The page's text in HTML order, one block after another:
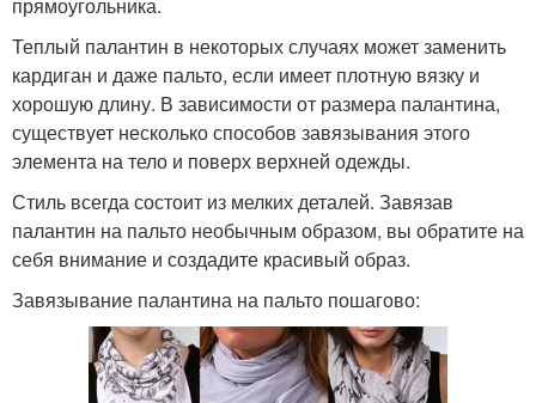
Теплый палантин в некоторых случаях может заменить
кардиган и даже пальто, если имеет плотную вязку и
хорошую длину. В зависимости от размера палантина,
существует несколько способов завязывания этого
элемента на тело и поверх верхней одежды.
Стиль всегда состоит из мелких деталей. Завязав
палантин на пальто необычным образом, вы обратите на
себя внимание и создадите красивый образ.
Завязывание палантина на пальто пошагово: